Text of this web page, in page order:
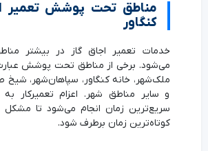
مناطق تحت پوشش تعمیر
کنگاور
خدمات تعمیر اجاق گاز در بیشتر
می‌شود. برخی از مناطق تحت پوشش
ملک‌شهر، خانه کنگاور، سپاهان‌شهر، شیخ
و سایر مناطق شهر. اعزام تعمیرکار
سریع‌ترین زمان انجام می‌شود تا مشکل
کوتاه‌ترین زمان برطرف شود.